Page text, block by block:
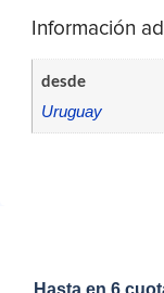
Información
desde
Uruguay